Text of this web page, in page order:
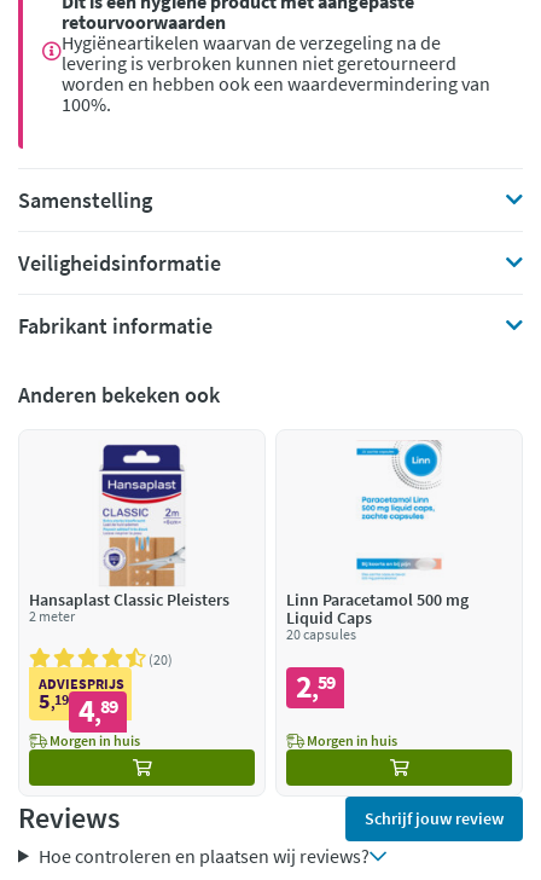
retourvoorwaarden
Hygiëneartikelen waarvan de verzegeling na de
levering is verbroken kunnen niet geretourneerd
worden en hebben ook een waardevermindering van
100%.
Samenstelling
Veiligheidsinformatie
Fabrikant informatie
Anderen bekeken ook
Hansaplast Classic Pleisters
2 meter
20
ADVIESPRIJS
5,19 4,89
Morgen in huis
Linn Paracetamol 500 mg
Liquid Caps
20 capsules
2,59
Morgen in huis
Reviews Schrijf jouw review
Hoe controleren en plaatsen wij reviews?